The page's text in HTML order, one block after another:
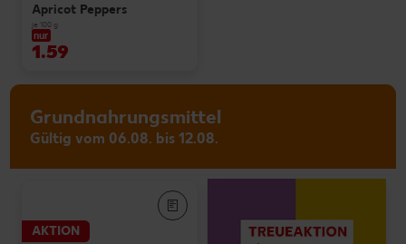
Apricot Peppers
je 100 g
nur
1.59
Grundnahrungsmittel
Gültig vom 06.08. bis 12.08.
AKTION